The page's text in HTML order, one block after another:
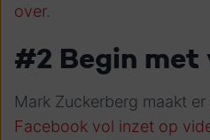
over.
#2 Begin met
Mark Zuckerberg maakt
Facebook vol inzet op